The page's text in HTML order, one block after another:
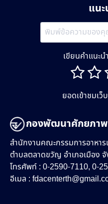
แน
เขียนคำแนะ
ยอดเข้าชมเว็
กองพัฒนาศักยภา
สำนักงานคณะกรรมการอาหา
ตำบลตลาดขวัญ อำเภอเมือง
โทรศัพท์ : 0-2590-7110, 0-
อีเมล :